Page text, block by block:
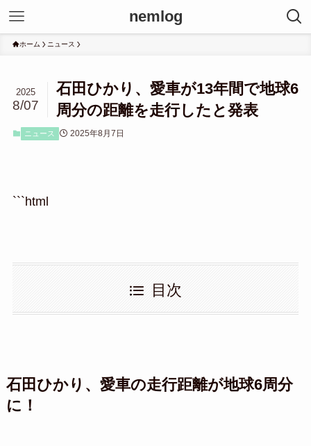
nemlog
ホーム ニュース
石田ひかり、愛車が13年間で地球6
周分の距離を走行したと発表
2025
8/07
ニュース 2025年8月7日
```html
目次
石田ひかり、愛車の走行距離が地球6周分
に！